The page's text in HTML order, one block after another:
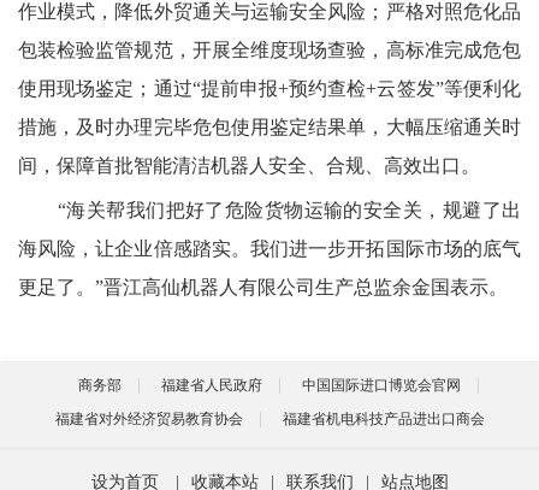
作业模式，降低外贸通关与运输安全风险；严格对照危化品
包装检验监管规范，开展全维度现场查验，高标准完成危包
使用现场鉴定；通过“提前申报+预约查检+云签发”等便利化
措施，及时办理完毕危包使用鉴定结果单，大幅压缩通关时
间，保障首批智能清洁机器人安全、合规、高效出口。
“海关帮我们把好了危险货物运输的安全关，规避了出
海风险，让企业倍感踏实。我们进一步开拓国际市场的底气
更足了。”晋江高仙机器人有限公司生产总监余金国表示。
商务部 福建省人民政府
中国国际进口博览会官网
福建省对外经济贸易教育协会
福建省机电科技产品进出口商会
设为首页 收藏本站 联系我们 站点地图